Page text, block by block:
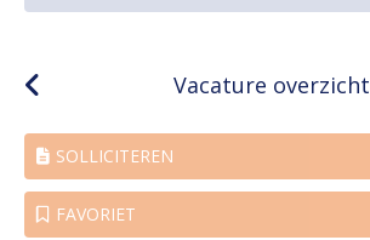
Vacature overzicht
SOLLICITEREN
FAVORIET